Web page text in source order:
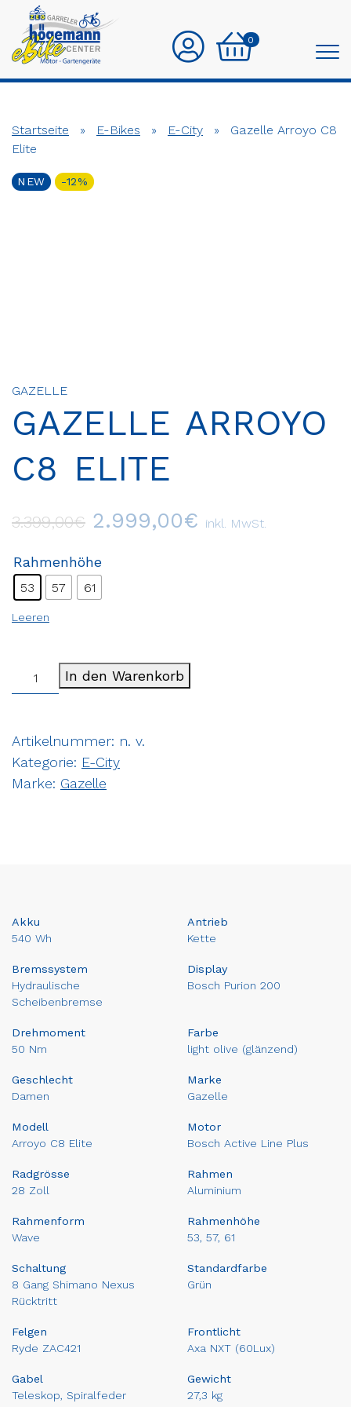
0
Startseite » E-Bikes » E-City »
Gazelle Arroyo C8
Elite
NEW -12%
GAZELLE
GAZELLE ARROYO
C8 ELITE
3.399,00€ 2.999,00€ inkl. MwSt.
Rahmenhöhe
53 57 61
Leeren
In den Warenkorb
Artikelnummer: n. v.
Kategorie: E-City
Marke: Gazelle
Akku
540 Wh
Antrieb
Kette
Bremssystem
Hydraulische
Scheibenbremse
Display
Bosch Purion 200
Drehmoment
50 Nm
Farbe
light olive (glänzend)
Geschlecht
Damen
Marke
Gazelle
Modell
Arroyo C8 Elite
Motor
Bosch Active Line Plus
Radgrösse
28 Zoll
Rahmen
Aluminium
Rahmenform
Wave
Rahmenhöhe
53, 57, 61
Schaltung
8 Gang Shimano Nexus
Rücktritt
Standardfarbe
Grün
Felgen
Ryde ZAC421
Frontlicht
Axa NXT (60Lux)
Gabel
Teleskop, Spiralfeder
Gewicht
27,3 kg